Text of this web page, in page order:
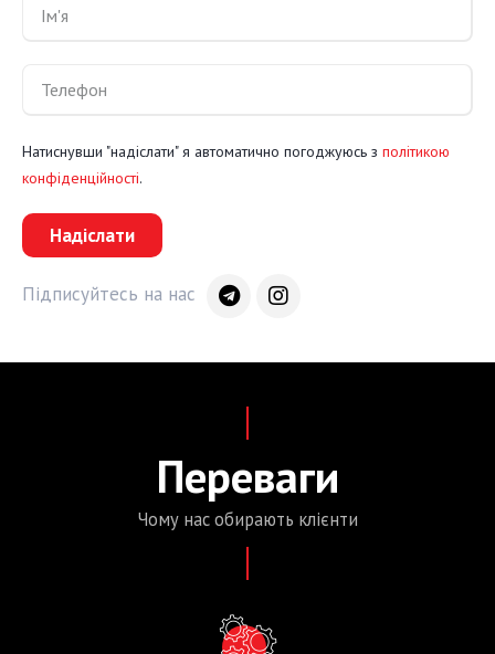
Натиснувши "надіслати" я автоматично погоджуюсь з політикою
конфіденційності.
Надіслати
Підписуйтесь на нас
Переваги
Чому насобирають клієнти